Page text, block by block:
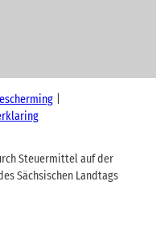
Steuermittel auf der
Sächsischen Landtags